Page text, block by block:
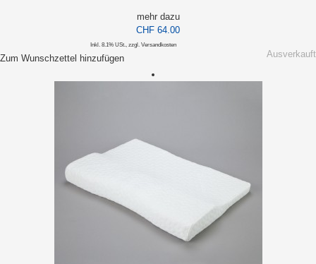
mehr dazu
CHF 64.00
Inkl. 8.1% USt. zzgl. Versandkosten
Ausverkauft
Zum Wunschzettel hinzufügen